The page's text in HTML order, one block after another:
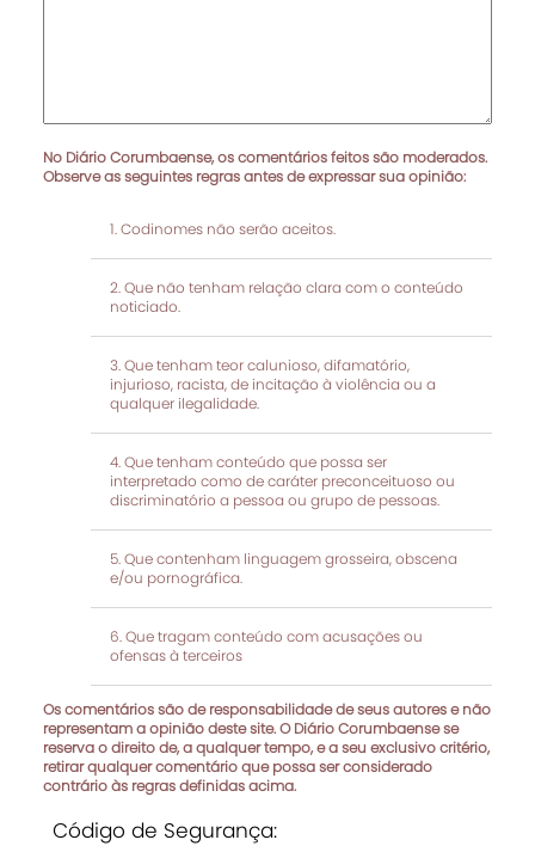
No Diário Corumbaense, os comentários feitos são moderados.
Observe as seguintes regras antes de expressar sua opinião:
Codinomes não serão aceitos.
Que não tenham relação clara com o conteúdo
noticiado.
Que tenham teor calunioso, difamatório,
injurioso, racista, de incitação à violência ou a
qualquer ilegalidade.
Que tenham conteúdo que possa ser
interpretado como de caráter preconceituoso ou
discriminatório a pessoa ou grupo de pessoas.
Que contenham linguagem grosseira, obscena
e/ou pornográfica.
Que tragam conteúdo com acusações ou
ofensas à terceiros
Os comentários são de responsabilidade de seus autores e não
representam a opinião deste site. O Diário Corumbaense se
reserva o direito de, a qualquer tempo, e a seu exclusivo critério,
retirar qualquer comentário que possa ser considerado
contrário às regras definidas acima.
Código de Segurança: